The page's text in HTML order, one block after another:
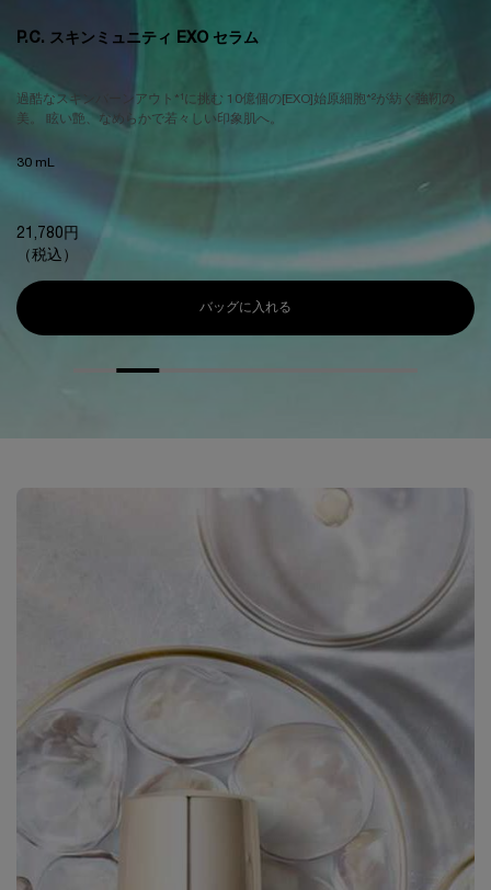
P.C. スキンミュニティ EXO セラム
過酷なスキンバーンアウト*¹に挑む 10億個の[EXO]始原細胞*²が紡ぐ強靭の
美。 眩い艶、なめらかで若々しい印象肌へ。
30 mL
21,780円
（税込）
バッグに入れる P.C. スキンミュニティ EXO セラ